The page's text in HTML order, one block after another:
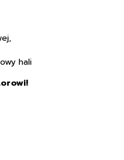
hali